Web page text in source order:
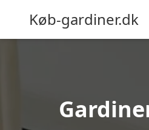
Køb-gardiner.dk